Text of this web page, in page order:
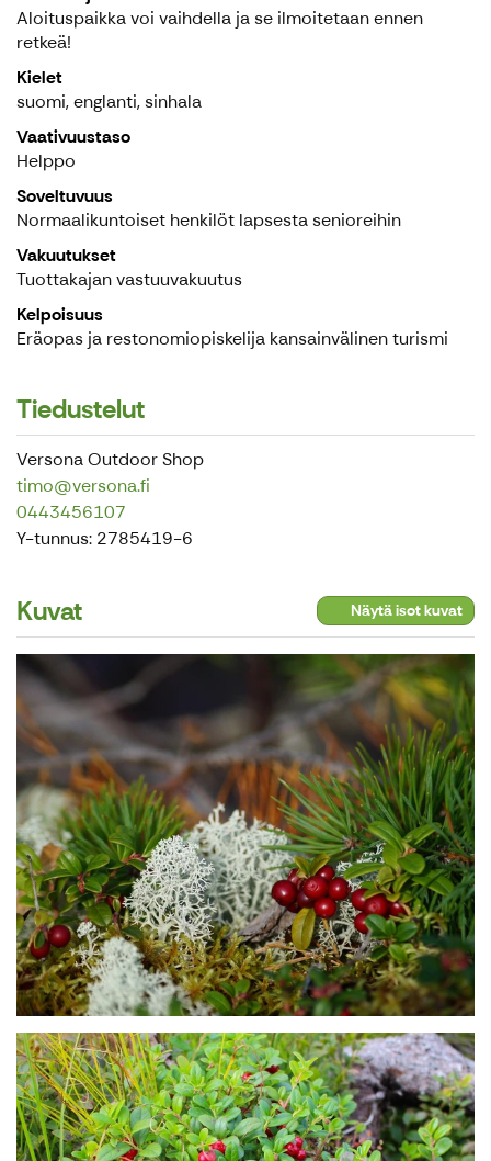
Aloituspaikka voi vaihdella ja se ilmoitetaan ennen
retkeä!
Kielet
suomi, englanti, sinhala
Vaativuustaso
Helppo
Soveltuvuus
Normaalikuntoiset henkilöt lapsesta senioreihin
Vakuutukset
Tuottakajan vastuuvakuutus
Kelpoisuus
Eräopas ja restonomiopiskelija kansainvälinen turismi
Tiedustelut
Versona Outdoor Shop
timo@versona.fi
0443456107
Y-tunnus: 2785419-6
Kuvat Näytä isot kuvat